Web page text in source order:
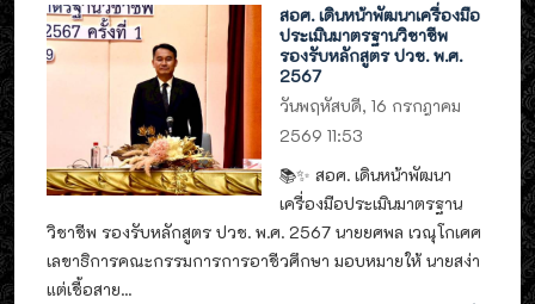
สอศ. เดินหน้าพัฒนาเครื่องมือ
ประเมินมาตรฐานวิชาชีพ
รองรับหลักสูตร ปวช. พ.ศ.
2567
วันพฤหัสบดี, 16 กรกฎาคม
2569 11:53
📚✨ สอศ. เดินหน้าพัฒนา
เครื่องมือประเมินมาตรฐาน
วิชาชีพ รองรับหลักสูตร ปวช. พ.ศ. 2567 นายยศพล เวณุโกเศศ
เลขาธิการคณะกรรมการการอาชีวศึกษา มอบหมายให้ นายสง่า
แต่เชื้อสาย...